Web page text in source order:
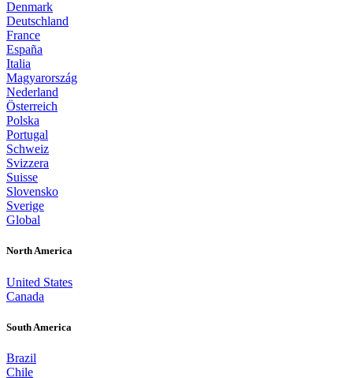
Denmark
Deutschland
France
España
Italia
Magyarország
Nederland
Österreich
Polska
Portugal
Schweiz
Svizzera
Suisse
Slovensko
Sverige
Global
North America
United States
Canada
South America
Brazil
Chile